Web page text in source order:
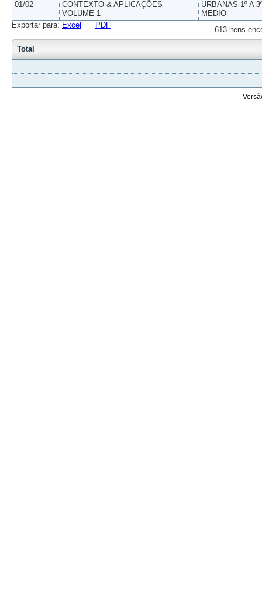
01/02
CONTEXTO & APLICAÇÕES -
VOLUME 1
URBANAS 1º A
MEDIO
613 itens
Exportar para: Excel PDF
Total